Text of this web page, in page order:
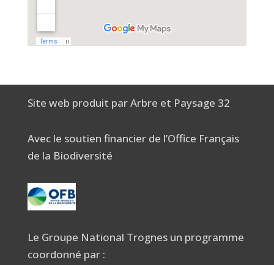
Site web produit par Arbre et Paysage 32
Avec le soutien financier de l’Office Français
de la Biodiversité
Le Groupe National Trognes un programme
coordonné par :